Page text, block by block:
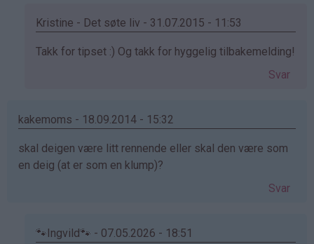
Kristine - Det søte liv - 31.07.2015 - 11:53
Som
KakeElskeren
bekreftet)
Takk for tipset :) Og takk for hyggelig tilbakemelding!
Svar
kakemoms - 18.09.2014 - 15:32
skal deigen være litt rennende eller skal den være som
en deig (at er som en klump)?
Svar
🐾Ingvild🐾 - 07.05.2026 - 18:51